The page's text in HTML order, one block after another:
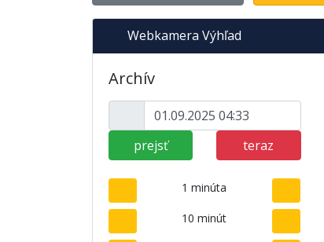
Webkamera Výhľad
Archív
prejsť teraz
1 minúta
10 minút